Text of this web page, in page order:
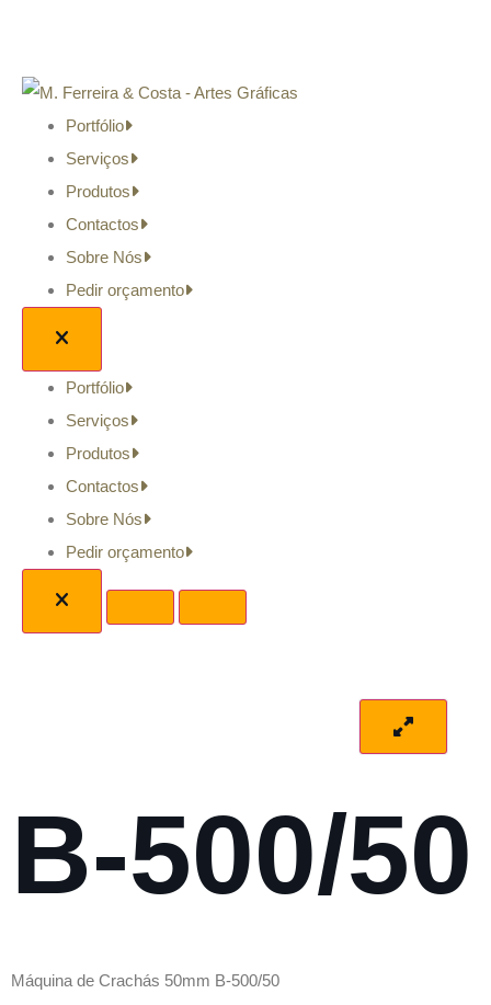
Portfólio
Serviços
Produtos
Contactos
Sobre Nós
Pedir orçamento
Portfólio
Serviços
Produtos
Contactos
Sobre Nós
Pedir orçamento
B-500/50
Máquina de Crachás 50mm B-500/50